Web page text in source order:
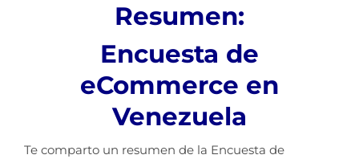
Resumen:
Encuesta de
eCommerce en
Venezuela
Te comparto un resumen de la Encuesta de